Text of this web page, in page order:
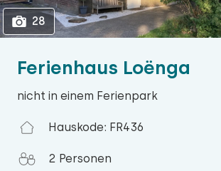
Ferienhaus Loënga
nicht in einem Ferienpark
Hauskode: FR436
2 Personen
28